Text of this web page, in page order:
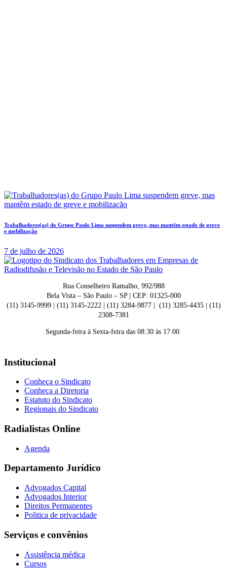
Trabalhadores(as) do Grupo Paulo Lima suspendem greve, mas mantêm estado de greve
e mobilização
7 de julho de 2026
Rua Conselheiro Ramalho, 992/988
Bela Vista – São Paulo – SP | CEP: 01325-000
(11) 3145-9999 | (11) 3145-2222 | (11) 3284-9877 | (11) 3285-4435 | (11)
2308-7381
Segunda-feira à Sexta-feira das 08:30 às 17:00.
Institucional
Conheça o Sindicato
Conheça a Diretoria
Estatuto do Sindicato
Regionais do Sindicato
Radialistas Online
Agenda
Departamento Jurídico
Advogados Capital
Advogados Interior
Direitos Permanentes
Politica de privacidade
Serviços e convênios
Assistência médica
Cursos